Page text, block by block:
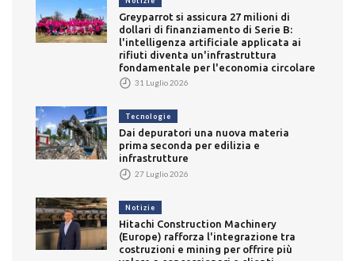
Greyparrot si assicura 27 milioni di
dollari di finanziamento di Serie B:
l'intelligenza artificiale applicata ai
rifiuti diventa un'infrastruttura
fondamentale per l'economia circolare
31 Luglio 2026
Tecnologie
Dai depuratori una nuova materia
prima seconda per edilizia e
infrastrutture
27 Luglio 2026
Notizie
Hitachi Construction Machinery
(Europe) rafforza l'integrazione tra
costruzioni e mining per offrire più